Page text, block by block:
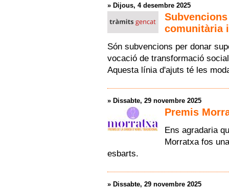
» Dijous, 4 desembre 2025
comunitària
Són subvencions per donar
vocació de transformació
Aquesta línia d'ajuts té les
» Dissabte, 29 novembre 2025
Premis
Ens agradaria
Morratxa fos
esbarts.
» Dissabte, 29 novembre 2025